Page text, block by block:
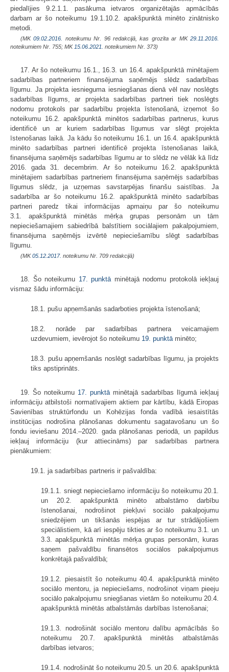
piedalījies 9.2.1.1. pasākuma ietvaros organizētajās apmācībās
darbam ar šo noteikumu 19.1.10.2. apakšpunktā minēto zinātnisko
metodi.
(MK09.02.2016. noteikumu Nr. 96 redakcijā, kas grozīta ar MK29.11.2016.
noteikumiem Nr. 755; MK 15.06.2021. noteikumiem Nr. 373)
17. Ar šo noteikumu 16.1., 16.3. un 16.4. apakšpunktā minētajiem
sadarbības partneriem finansējuma saņēmējs slēdz sadarbības
līgumu. Ja projekta iesnieguma iesniegšanas dienā vēl nav noslēgts
sadarbības līgums, ar projekta sadarbības partneri tiek noslēgts
nodomu protokols par sadarbību projekta īstenošanā, izņemot šo
noteikumu 16.2. apakšpunktā minētos sadarbības partnerus, kurus
identificē un ar kuriem sadarbības līgumus var slēgt projekta
īstenošanas laikā. Ja kādu šo noteikumu 16.1. un 16.4. apakšpunktā
minēto sadarbības partneri identificē projekta īstenošanas laikā,
finansējuma saņēmējs sadarbības līgumu ar to slēdz ne vēlāk kā līdz
2016. gada 31. decembrim. Ar šo noteikumu 16.2. apakšpunktā
minētajiem sadarbības partneriem finansējuma saņēmējs sadarbības
līgumus slēdz, ja uzņemas savstarpējas finanšu saistības. Ja
sadarbība ar šo noteikumu 16.2. apakšpunktā minēto sadarbības
partneri paredz tikai informācijas apmaiņu par šo noteikumu
3.1. apakšpunktā minētās mērķa grupas personām un tām
nepieciešamajiem sabiedrībā balstītiem sociālajiem pakalpojumiem,
finansējuma saņēmējs izvērtē nepieciešamību slēgt sadarbības
līgumu.
(MK05.12.2017. noteikumu Nr. 709 redakcijā)
18. Šo noteikumu 17. punktā minētajā nodomu protokolā iekļauj
vismaz šādu informāciju:
18.1. pušu apņemšanās sadarboties projekta īstenošanā;
18.2. norāde par sadarbības partnera veicamajiem
uzdevumiem, ievērojot šo noteikumu 19. punktā minēto;
18.3. pušu apņemšanās noslēgt sadarbības līgumu, ja projekts
tiks apstiprināts.
19. Šo noteikumu 17. punktā minētajā sadarbības līgumā iekļauj
informāciju atbilstoši normatīvajiem aktiem par kārtību, kādā Eiropas
Savienības struktūrfondu un Kohēzijas fonda vadībā iesaistītās
institūcijas nodrošina plānošanas dokumentu sagatavošanu un šo
fondu ieviešanu 2014.–2020. gada plānošanas periodā, un papildus
iekļauj informāciju (kur attiecināms) par sadarbības partnera
pienākumiem:
19.1. ja sadarbības partneris ir pašvaldība:
19.1.1. sniegt nepieciešamo informāciju šo noteikumu 20.1.
un 20.2. apakšpunktā minēto atbalstāmo darbību
īstenošanai, nodrošinot piekļuvi sociālo pakalpojumu
sniedzējiem un tikšanās iespējas ar tur strādājošiem
speciālistiem, kā arī iespēju tikties ar šo noteikumu 3.1. un
3.3. apakšpunktā minētās mērķa grupas personām, kuras
saņem pašvaldību finansētos sociālos pakalpojumus
konkrētajā pašvaldībā;
19.1.2. piesaistīt šo noteikumu 40.4. apakšpunktā minēto
sociālo mentoru, ja nepieciešams, nodrošinot viņam pieeju
sociālo pakalpojumu sniegšanas vietām šo noteikumu 20.4.
apakšpunktā minētās atbalstāmās darbības īstenošanai;
19.1.3. nodrošināt sociālo mentoru dalību apmācībās šo
noteikumu 20.7. apakšpunktā minētās atbalstāmās
darbības ietvaros;
19.1.4. nodrošināt šo noteikumu 20.5. un 20.6. apakšpunktā